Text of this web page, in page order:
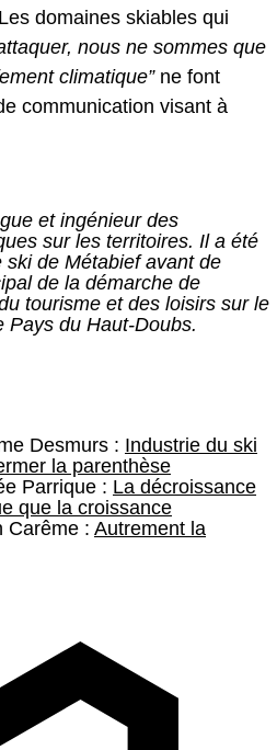
domaines skiables qui
nous ne sommes que
climatique”ne font
communication visant à
et ingénieur des
sur les territoires. Il a été
de Métabief avant de
de la démarche de
tourisme et des loisirs sur le
Pays du Haut-Doubs.
Desmurs : Industrie du ski
la parenthèse
Parrique : La décroissance
que la croissance
Carême : Autrement la